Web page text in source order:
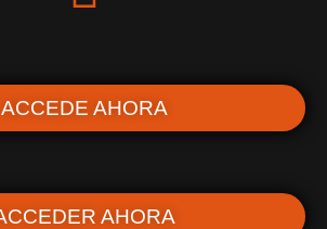
ACCEDE AHORA
AHORA